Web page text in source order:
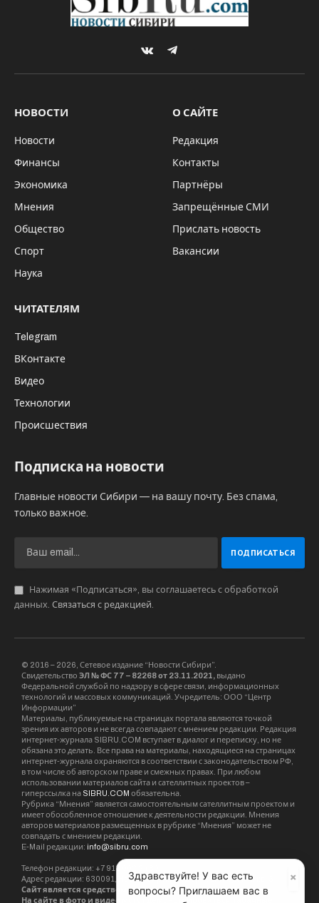
VKontakteTelegram
НОВОСТИ
Новости
Финансы
Экономика
Мнения
Общество
Спорт
Наука
О САЙТЕ
Редакция
Контакты
Партнёры
Запрещённые СМИ
Прислать новость
Вакансии
ЧИТАТЕЛЯМ
Telegram
ВКонтакте
Видео
Технологии
Происшествия
Подписка на новости
Главные новости Сибири — на вашу почту. Без спама,
только важное.
Нажимая «Подписаться», вы соглашаетесь с обработкой
данных. Связаться с редакцией
© 2016 – 2026, Сетевое издание “Новости Сибири”.
Свидетельство ЭЛ № ФС 77 – 82268 от 23.11.2021, выдано
Федеральной службой по надзору в сфере связи, информационных
технологий и массовых коммуникаций. Учредитель: ООО “Центр
Информации”
Материалы, публикуемые на страницах портала являются точкой
зрения их авторов и не всегда совпадают с мнением редакции. Редакция
интернет-журнала SIBRU.COM вступает в диалог и переписку, но не
обязана это делать. Все права на материалы, находящиеся на страницах
интернет-журнала охраняются в соответствии с законодательством РФ,
в том числе об авторском праве и смежных правах. При любом
использовании материалов сайта и сателлитных проектов –
гиперссылка на SIBRU.COM обязательна.
Рубрика “Мнения” является самостоятельным сателлитным проектом и
имеет обособленное отношение к деятельности редакции. Мнения
авторов материалов размещенных в рубрике “Мнения” может не
совпадать с мнением редакции.
E-Mail редакции: info@sibru.com
Телефон редакции: +7 913 002 24 80
Адрес редакции: 630091, Новосибирск, ул. Державина, дом 4, кв. 3
Сайт является средством массовой информации. 18+.
На сайте в фото и видео могут демонстрироваться табачные
×
Здравствуйте! У вас есть
вопросы? Приглашаем вас в